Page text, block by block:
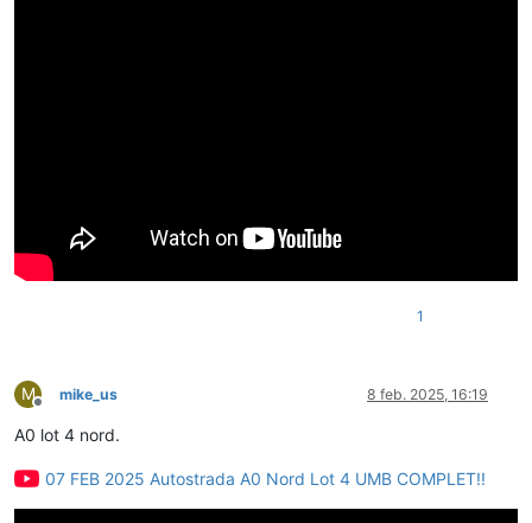
1
M
Deconectat
mike_us 8 feb. 2025, 16:19
A0 lot 4 nord.
07 FEB 2025 Autostrada A0 Nord Lot 4 UMB COMPLET!!